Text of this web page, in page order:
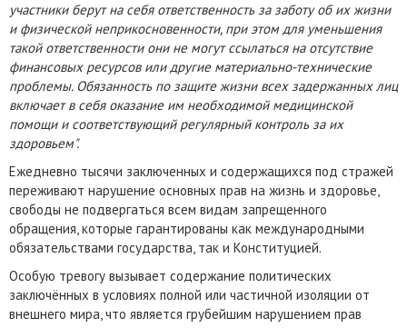
участники берут на себя ответственность за заботу об их жизни
и физической неприкосновенности, при этом для уменьшения
такой ответственности они не могут ссылаться на отсутствие
финансовых ресурсов или другие материально-технические
проблемы. Обязанность по защите жизни всех задержанных лиц
включает в себя оказание им необходимой медицинской
помощи и соответствующий регулярный контроль за их
здоровьем".
Ежедневно тысячи заключенных и содержащихся под стражей
переживают нарушение основных прав на жизнь и здоровье,
свободы не подвергаться всем видам запрещенного
обращения, которые гарантированы как международными
обязательствами государства, так и Конституцией.
Особую тревогу вызывает содержание политических
заключённых в условиях полной или частичной изоляции от
внешнего мира, что является грубейшим нарушением прав